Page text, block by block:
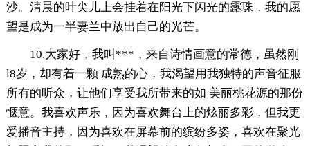
沙。清晨的叶尖儿上会挂着在阳光下闪光的露珠，我的愿
望是成为一半妻兰中放出自己的光芒。
10.大家好，我叫***，来自诗情画意的常德，虽然刚
l8岁，却有着一颗 成熟的心，我渴望用我独特的声音征服
所有的听众，让他们享受我所带来的如 美丽桃花源的那份
惬意。我喜欢声乐，因为喜欢舞台上的炫丽多彩，但我更
爱播音主持，因为喜欢在屏幕前的缤纷多姿，喜欢在聚光